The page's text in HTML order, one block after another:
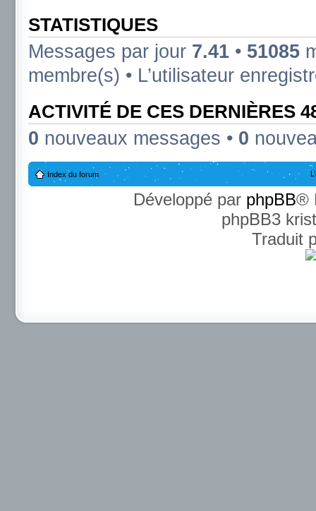
STATISTIQUES
Messages par jour 7.41 • 51085
membre(s) • L’utilisateur
ACTIVITÉ DE CES DERNIÈRES
0 nouveaux messages • 0
Index du forum
Développé par phpBB®
phpBB3
Traduit